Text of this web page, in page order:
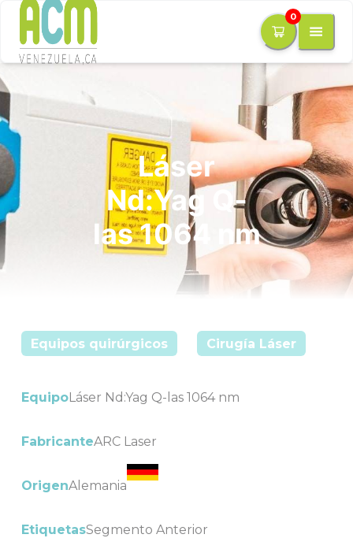
0
Láser
Nd:Yag Q-
las 1064 nm
Equipos quirúrgicos Cirugía Láser
EquipoLáser Nd:Yag Q-las 1064 nm
FabricanteARC Laser
OrigenAlemania
EtiquetasSegmento Anterior